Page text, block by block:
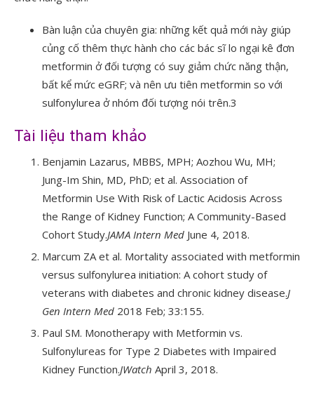
Bàn luận của chuyên gia: những kết quả mới này giúp
củng cố thêm thực hành cho các bác sĩ lo ngại kê đơn
metformin ở đối tượng có suy giảm chức năng thận,
bất kể mức eGRF; và nên ưu tiên metformin so với
sulfonylurea ở nhóm đối tượng nói trên.3
Tài liệu tham khảo
Benjamin Lazarus, MBBS, MPH; Aozhou Wu, MH;
Jung-Im Shin, MD, PhD; et al. Association of
Metformin Use With Risk of Lactic Acidosis Across
the Range of Kidney Function; A Community-Based
Cohort Study.JAMA Intern Med June 4, 2018.
Marcum ZA et al. Mortality associated with metformin
versus sulfonylurea initiation: A cohort study of
veterans with diabetes and chronic kidney disease.J
Gen Intern Med 2018 Feb; 33:155.
Paul SM. Monotherapy with Metformin vs.
Sulfonylureas for Type 2 Diabetes with Impaired
Kidney Function.JWatch April 3, 2018.